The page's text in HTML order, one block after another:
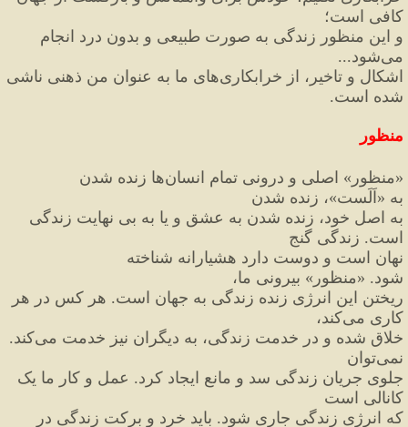
کافی است؛
میشود...
اشکال و تاخیر، از خرابکاری
شده است.
منظور
«منظور » اصلی و درونی تمام انسان
به «اَلَست»، زنده شدن
است. زندگی گنج
شود. «منظور » بیرونی ما،
کاری میکند،
خلاق شده و در خدمت زندگی، به دیگران نیز خدمت می
نمیتوان
کانالی است